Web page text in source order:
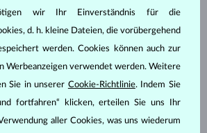
MEHR ERFAHREN
SIE MIT DEMBESTEN AN
wir Ihr Einverständnis für die
d. h. kleine Dateien, die vorübergehend
werden. Cookies können auch zur
Werbeanzeigen verwendet werden. Weitere
Sie in unserer Cookie-Richtlinie. Indem Sie
fortfahren“ klicken, erteilen Sie uns Ihr
aller Cookies, was uns wiederum